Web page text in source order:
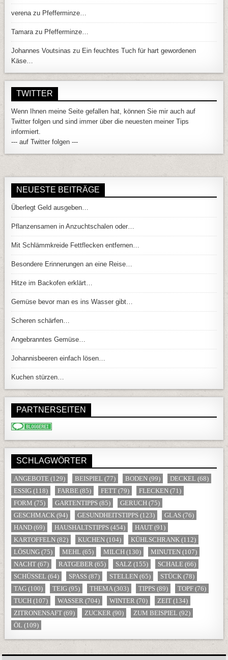
verenazu Pfefferminze…
Tamarazu Pfefferminze…
Johannes Voutsinas zu Ein feuchtes Tuch für hart gewordenen
Käse…
TWITTER
Wenn Ihnen meine Seite gefallen hat, können Sie mir auch auf
Twitter folgen und sind immer über die neuesten meiner Tips
informiert.
--- auf Twitter folgen ---
NEUESTE BEITRÄGE
Überlegt Geld ausgeben…
Pflanzensamen in Anzuchtschalen oder…
Mit Schlämmkreide Fettflecken entfernen…
Besondere Erinnerungen an eine Reise…
Hitze im Backofen erklärt…
Gemüse bevor man es ins Wasser gibt…
Scheren schärfen…
Angebranntes Gemüse…
Johannisbeeren einfach lösen…
Kuchen stürzen…
PARTNERSEITEN
SCHLAGWÖRTER
ANGEBOTE (129) BEISPIEL (77) BODEN (99) DECKEL (68)
ESSIG (118) FARBE (85) FETT (79) FLECKEN (71)
FORM (75) GARTENTIPPS (85) GERUCH (75)
GESCHMACK (94) GESUNDHEITSTIPPS (123) GLAS (76)
HAND (69) HAUSHALTSTIPPS (454) HAUT (91)
KARTOFFELN (82) KUCHEN (104) KÜHLSCHRANK (112)
LÖSUNG (75) MEHL (65) MILCH (130) MINUTEN (107)
NACHT (67) RATGEBER (65) SALZ (155) SCHALE (66)
SCHÜSSEL (64) SPASS (87) STELLEN (65) STÜCK (78)
TAG (100) TEIG (95) THEMA(303) TIPPS (89) TOPF (76)
TUCH (107) WASSER (704) WINTER (70) ZEIT (134)
ZITRONENSAFT (69) ZUCKER (90) ZUM BEISPIEL (92)
ÖL (109)